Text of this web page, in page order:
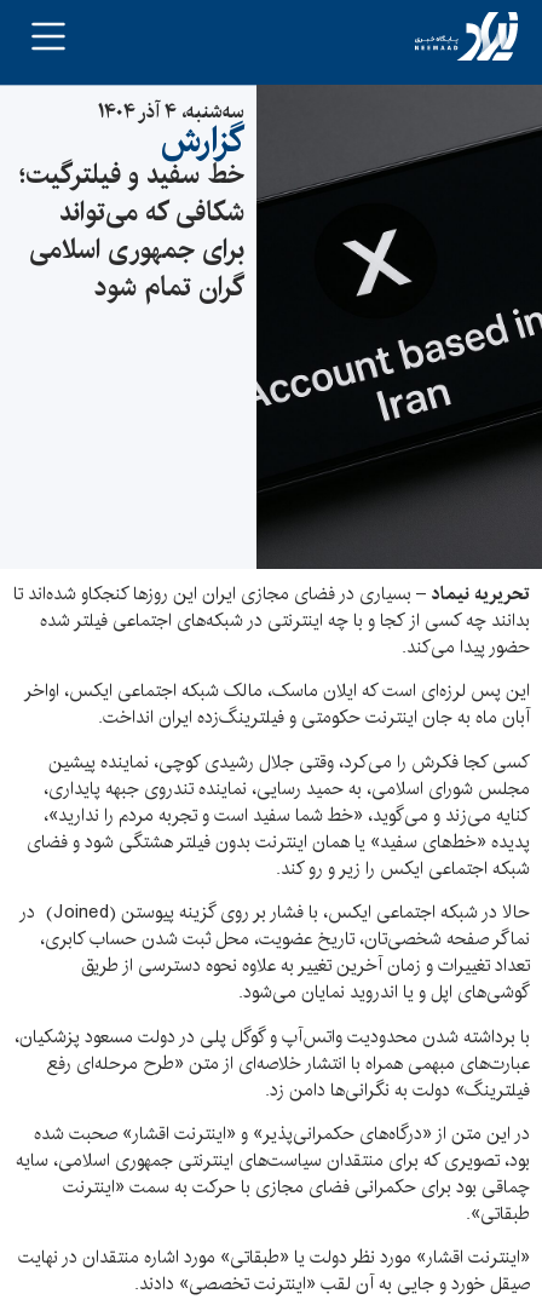
سه‌شنبه، ۴ آذر ۱۴۰۴
گزارش
خط سفید و فیلترگیت؛
شکافی که می‌تواند
برای جمهوری اسلامی
گران تمام شود
تحریریه نیماد – بسیاری در فضای مجازی ایران این روزها کنجکاو شده‌اند تا
بدانند چه کسی از کجا و با چه اینترنتی در شبکه‌های اجتماعی فیلتر شده
حضور پیدا می‌کند.
این پس لرزه‌ای است که ایلان ماسک، مالک شبکه اجتماعی ایکس، اواخر
آبان ماه به جان اینترنت حکومتی و فیلترینگ‌زده ایران انداخت.
کسی کجا فکرش را می‌کرد، وقتی جلال رشیدی کوچی، نماینده پیشین
مجلس شورای اسلامی، به حمید رسایی، نماینده تندروی جبهه پایداری،
کنایه می‌زند و می‌گوید، «خط شما سفید است و تجربه مردم را ندارید»،
پدیده «خط‌های سفید» یا همان اینترنت بدون فیلتر هشتگی شود و فضای
شبکه اجتماعی ایکس را زیر و رو کند.
حالا در شبکه اجتماعی ایکس، با فشار بر روی گزینه پیوستن (Joined) در
نماگر صفحه شخصی‌تان، تاریخ عضویت، محل ثبت شدن حساب کابری،
تعداد تغییرات و زمان آخرین تغییر به علاوه نحوه دسترسی از طریق
گوشی‌های اپل و یا اندروید نمایان می‌شود.
با برداشته شدن محدودیت واتس‌آپ و گوگل پلی در دولت مسعود پزشکیان،
عبارت‌های مبهمی همراه با انتشار خلاصه‌ای از متن «طرح مرحله‌ای رفع
فیلترینگ» دولت به نگرانی‌ها دامن زد.
در این متن از «درگاه‌های حکمرانی‌پذیر» و «اینترنت اقشار» صحبت شده
بود، تصویری که برای منتقدان سیاست‌های اینترنتی جمهوری اسلامی، سایه
چماقی بود برای حکمرانی فضای مجازی با حرکت به سمت «اینترنت
طبقاتی».
«اینترنت اقشار» مورد نظر دولت یا «طبقاتی» مورد اشاره منتقدان در نهایت
صیقل خورد و جایی به آن لقب «اینترنت تخصصی» دادند.